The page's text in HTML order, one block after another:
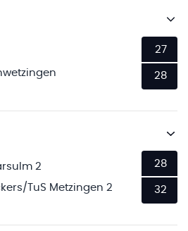
27
28
2
TuS Metzingen 2
28
32